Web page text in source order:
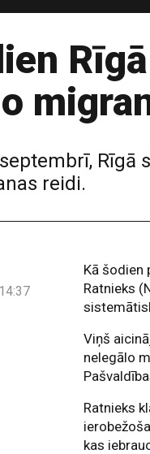
Rīgā
reidi.
Kā šodien
Ratnieks
Viņš
nelegālo
Ratnieks
kas